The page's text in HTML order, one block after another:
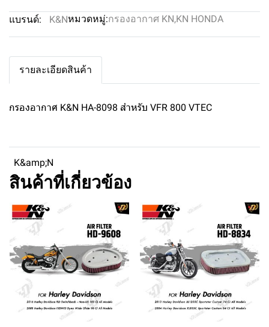
แบรนด์: K&Nหมวดหมู่:กรองอากาศ KN,KN HONDA
รายละเอียดสินค้า
กรองอากาศ K&N HA-8098 สำหรับ VFR 800 VTEC
K&amp;N
สินค้าที่เกี่ยวข้อง